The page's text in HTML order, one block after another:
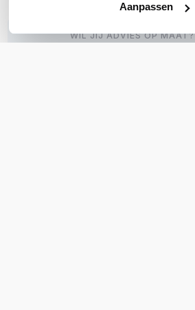
Aanpassen
WIL JIJ ADVIES OP MAAT?